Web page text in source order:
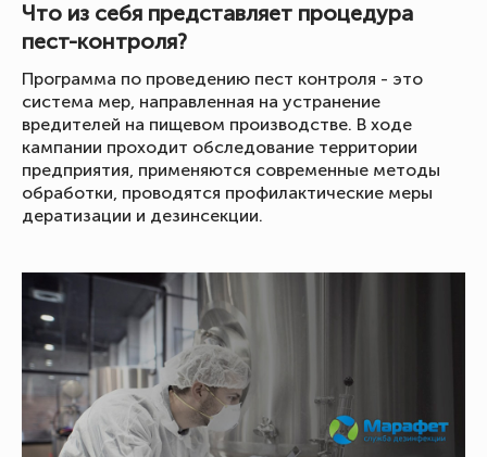
Что из себя представляет процедура
пест-контроля?
Программа по проведению пест контроля - это
система мер, направленная на устранение
вредителей на пищевом производстве. В ходе
кампании проходит обследование территории
предприятия, применяются современные методы
обработки, проводятся профилактические меры
дератизации и дезинсекции.